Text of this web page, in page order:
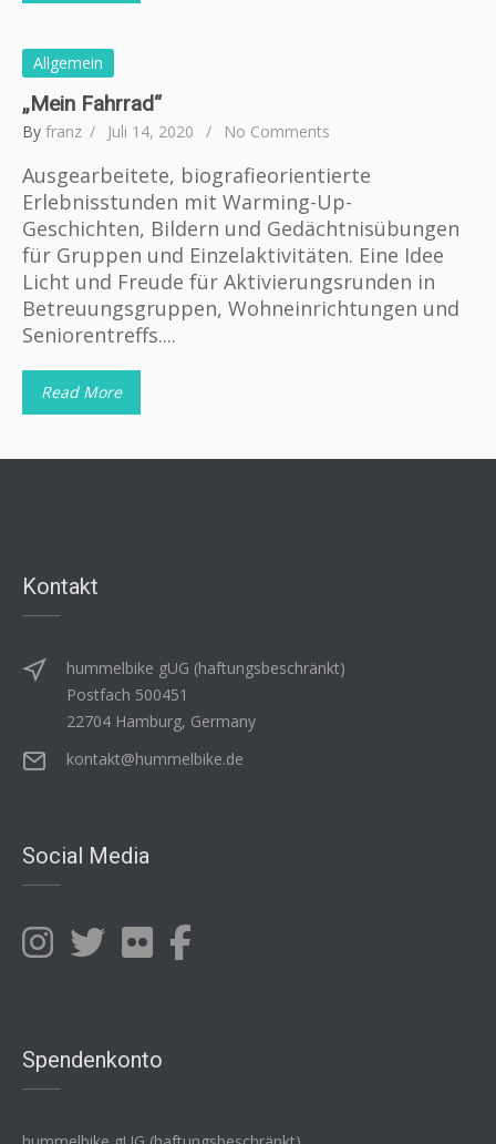
Allgemein
„Mein Fahrrad“
By franz Juli 14, 2020 No Comments
Ausgearbeitete, biografieorientierte
Erlebnisstunden mit Warming-Up-
Geschichten, Bildern und Gedächtnisübungen
für Gruppen und Einzelaktivitäten. Eine Idee
Licht und Freude für Aktivierungsrunden in
Betreuungsgruppen, Wohneinrichtungen und
Seniorentreffs....
Read More
Kontakt
hummelbike gUG (haftungsbeschränkt)
Postfach 500451
22704 Hamburg, Germany
kontakt@hummelbike.de
Social Media
Spendenkonto